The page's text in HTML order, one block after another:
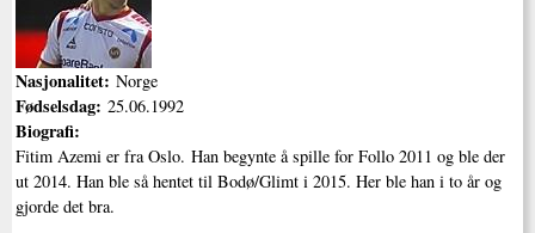
Nasjonalitet: Norge
Fødselsdag: 25.06.1992
Biografi:
Fitim Azemi er fra Oslo. Han begynte å spille for Follo 2011 og ble der
ut 2014. Han ble så hentet til Bodø/Glimt i 2015. Her ble han i to år og
gjorde det bra.